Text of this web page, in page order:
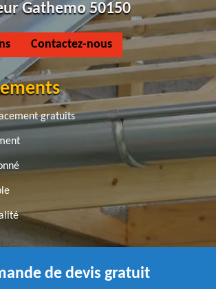
Gathemo 50150
Contactez-nous
gratuits
de devis gratuit